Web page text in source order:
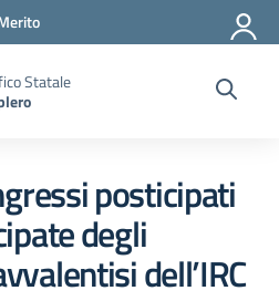
Statale
posticipati
degli
dell’IRC